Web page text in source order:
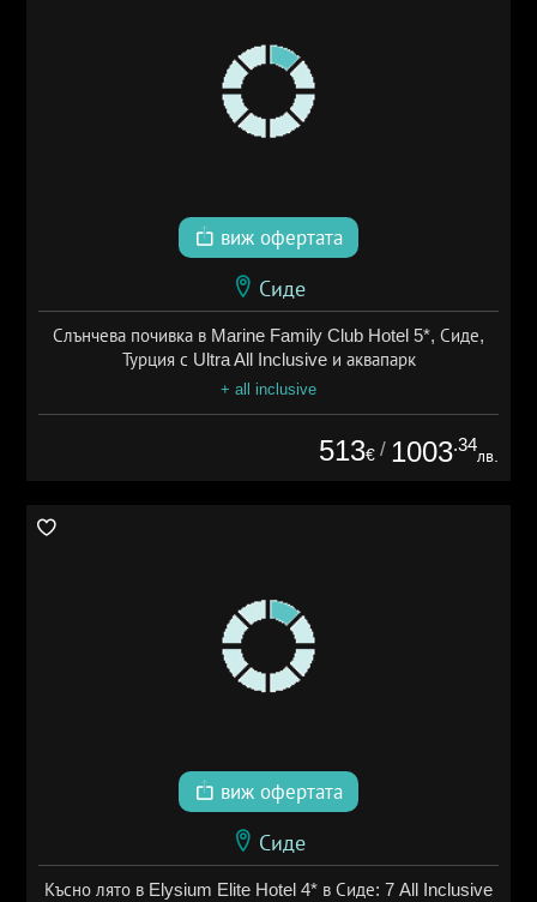
виж офертата
Сиде
Слънчева почивка в Marine Family Club Hotel 5*, Сиде,
Турция с Ultra All Inclusive и аквапарк
+ all inclusive
513€ / 1003.34
лв.
виж офертата
Сиде
Късно лято в Elysium Elite Hotel 4* в Сиде: 7 All Inclusive